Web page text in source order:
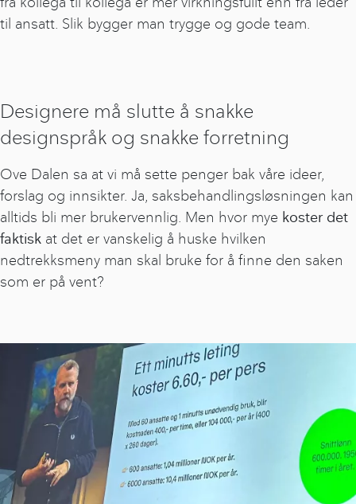
til ansatt. Slik bygger man trygge og gode team.
Designere må slutte å snakke
designspråk og snakke forretning
Ove Dalen sa at vi må sette penger bak våre ideer,
forslag og innsikter. Ja, saksbehandlingsløsningen kan
alltids bli mer brukervennlig. Men hvor mye koster det
faktisk at det er vanskelig å huske hvilken
nedtrekksmeny man skal bruke for å finne den saken
som er på vent?